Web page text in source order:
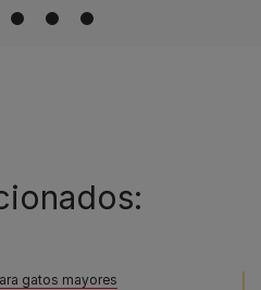
3 4 5
gatos mayores